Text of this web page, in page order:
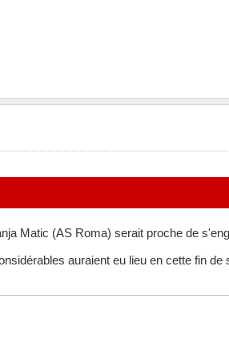
Matic (AS Roma) serait proche de
auraient eu lieu en cette fin